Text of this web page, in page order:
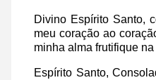
Divino Espírito Santo,
meu coração ao
minha alma frutifique
Espírito Santo,